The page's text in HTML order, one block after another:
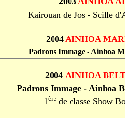
Kairouan de Jos - Scille
2004 AINHOA
Padrons Immage - Ainhoa
2004 AINHOA
Padrons Immage - Ainhoa
1 ère de classe Show